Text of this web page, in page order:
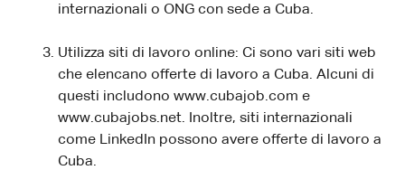
internazionali o ONG con sede a Cuba.
Utilizza siti di lavoro online: Ci sono vari siti web
che elencano offerte di lavoro a Cuba. Alcuni di
questi includono www.cubajob.com e
www.cubajobs.net. Inoltre, siti internazionali
come LinkedIn possono avere offerte di lavoro a
Cuba.